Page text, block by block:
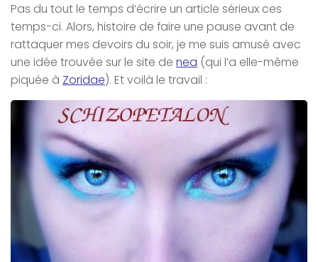
Pas du tout le temps d’écrire un article sérieux ces
temps-ci. Alors, histoire de faire une pause avant de
rattaquer mes devoirs du soir, je me suis amusé avec
une idée trouvée sur le site de nea (qui l’a elle-même
piquée à Zoridae). Et voilà le travail :